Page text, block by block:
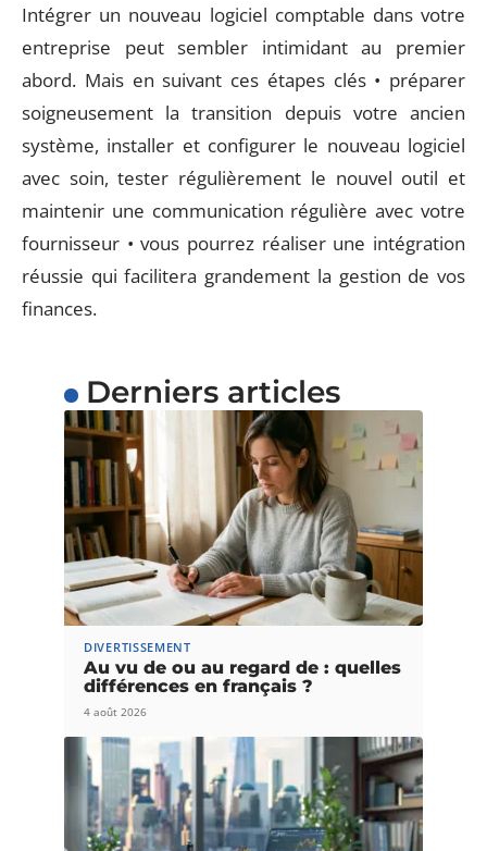
Intégrer un nouveau logiciel comptable dans votre
entreprise peut sembler intimidant au premier
abord. Mais en suivant ces étapes clés • préparer
soigneusement la transition depuis votre ancien
système, installer et configurer le nouveau logiciel
avec soin, tester régulièrement le nouvel outil et
maintenir une communication régulière avec votre
fournisseur • vous pourrez réaliser une intégration
réussie qui facilitera grandement la gestion de vos
finances.
Derniers articles
DIVERTISSEMENT
Au vu de ou au regard de : quelles
différences en français ?
4 août 2026